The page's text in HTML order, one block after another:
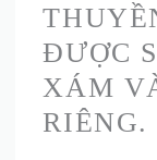
ĐƯỢC
XÁM
RIÊNG.